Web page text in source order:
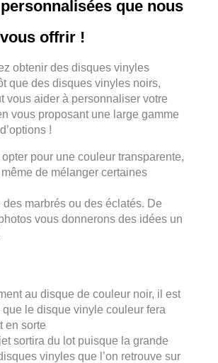
que nous
offrir !
obtenir des disques vinyles
que des disques vinyles noirs,
vous aider à personnaliser votre
vous proposant une large gamme
!
pour une couleur transparente,
de mélanger certaines
des marbrés ou des éclatés. De
vous donnerons des idées un
au disque de couleur noir, il est
le disque vinyle couleur fera
en sorte
sortira du lot puisque la grande
vinyles que l’on retrouve sur